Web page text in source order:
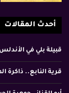
أحدث المقالات
قبيلة بلي في
قرية النابع.. ذاكرة